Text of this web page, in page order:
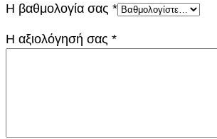
.
0
Η βαθμολογία σας *
Η αξιολόγησή σας *